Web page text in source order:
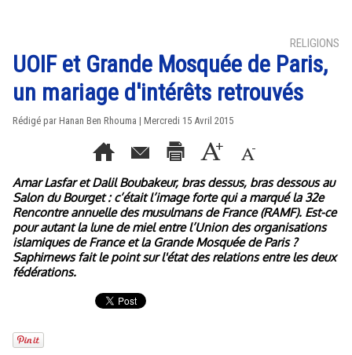
RELIGIONS
UOIF et Grande Mosquée de Paris,
un mariage d'intérêts retrouvés
Rédigé par Hanan Ben Rhouma | Mercredi 15 Avril 2015
Amar Lasfar et Dalil Boubakeur, bras dessus, bras dessous au
Salon du Bourget : c’était l’image forte qui a marqué la 32e
Rencontre annuelle des musulmans de France (RAMF). Est-ce
pour autant la lune de miel entre l’Union des organisations
islamiques de France et la Grande Mosquée de Paris ?
Saphirnews fait le point sur l'état des relations entre les deux
fédérations.